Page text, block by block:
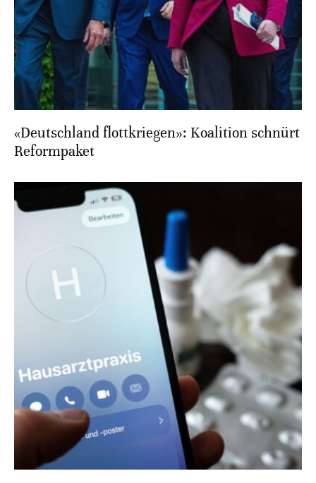
«Deutschland flottkriegen»: Koalition schnürt
Reformpaket